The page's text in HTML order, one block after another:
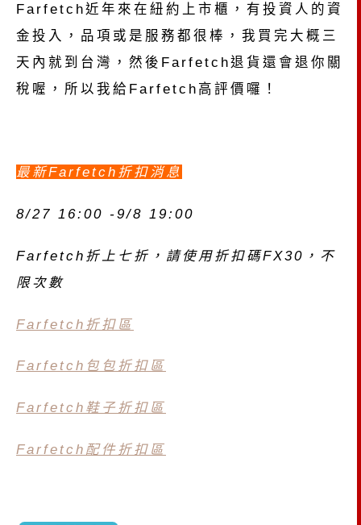
Farfetch近年來在紐約上市櫃，有投資人的資
金投入，品項或是服務都很棒，我買完大概三
天內就到台灣，然後Farfetch退貨還會退你關
稅喔，所以我給Farfetch高評價囉！
最新Farfetch折扣消息
8/27 16:00 -9/8 19:00
Farfetch折上七折，請使用折扣碼FX30，不
限次數
Farfetch折扣區
Farfetch包包折扣區
Farfetch鞋子折扣區
Farfetch配件折扣區